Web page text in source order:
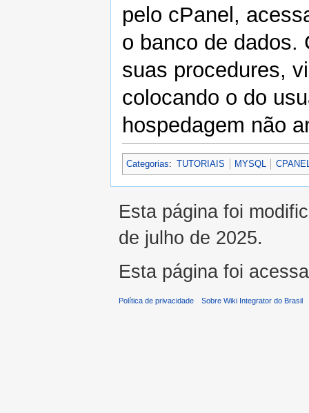
pelo cPanel,
o banco de dados.
suas procedures,
colocando o do
hospedagem não
Categorias: TUTORIAIS MYSQL
Esta página foi
de julho de 2025.
Esta página foi
Política de privacidade Sobre Wiki Integrator do Brasil